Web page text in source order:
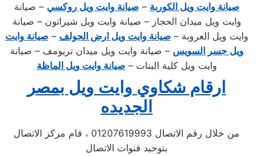
صيانة وايت ويل الكوربة – صيانة وايت ويل روكسي – صيانة
وايت ويل ميدان الحجاز – صيانة وايت ويل شيراتون – صيانة
وايت ويل العروبة – صيانة وايت ويل ارض الجولف – صيانة وايت
ويل جسر السويس – صيانة وايت ويل ميدان تريومف – صيانة
وايت ويل كلية البنات – صيانة وايت ويل الماظة
ارقام شكاوي وايت ويل بمصر
الجديده
من خلال رقم الاتصال 01207619993 ، قام مركز الاتصال
بتوحيد قنوات الاتصال